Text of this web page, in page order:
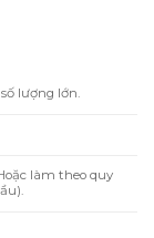
lượng lớn.
làm theo quy